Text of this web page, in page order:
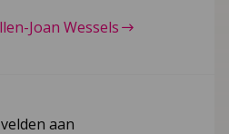
Joan Wessels
aan